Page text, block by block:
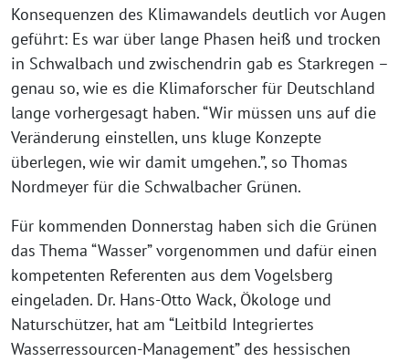
Konsequenzen des Klimawandels deutlich vor Augen
geführt: Es war über lange Phasen heiß und trocken
in Schwalbach und zwischendrin gab es Starkregen –
genau so, wie es die Klimaforscher für Deutschland
lange vorhergesagt haben. “Wir müssen uns auf die
Veränderung einstellen, uns kluge Konzepte
überlegen, wie wir damit umgehen.”, so Thomas
Nordmeyer für die Schwalbacher Grünen.
Für kommenden Donnerstag haben sich die Grünen
das Thema “Wasser” vorgenommen und dafür einen
kompetenten Referenten aus dem Vogelsberg
eingeladen. Dr. Hans-Otto Wack, Ökologe und
Naturschützer, hat am “Leitbild Integriertes
Wasserressourcen-Management” des hessischen